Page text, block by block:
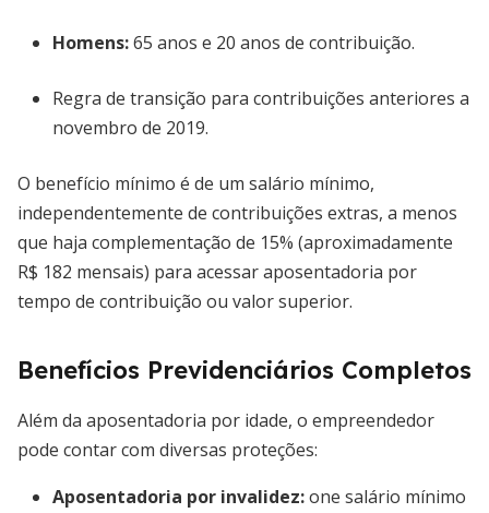
Homens:65 anos e 20 anos de contribuição.
Regra de transição para contribuições anteriores a
novembro de 2019.
O benefício mínimo é de um salário mínimo,
independentemente de contribuições extras, a menos
que haja complementação de 15% (aproximadamente
R$ 182 mensais) para acessar aposentadoria por
tempo de contribuição ou valor superior.
Benefícios Previdenciários Completos
Além da aposentadoria por idade, o empreendedor
pode contar com diversas proteções:
Aposentadoria por invalidez:one salário mínimo